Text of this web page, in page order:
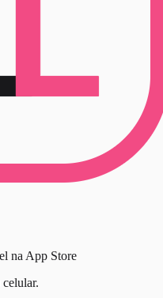
na App Store